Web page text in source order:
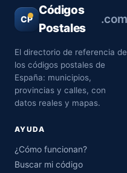
CP
Códigos
Postales
.com
El directorio de referencia de
los códigos postales de
España: municipios,
provincias y calles, con
datos reales y mapas.
AYUDA
¿Cómo funcionan?
Buscar mi código